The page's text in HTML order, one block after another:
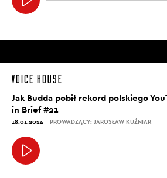
Jak Budda pobił rekord polskiego
in Brief #21
18.01.2024 PROWADZĄCY: JAROSŁAW KUŹNIAR